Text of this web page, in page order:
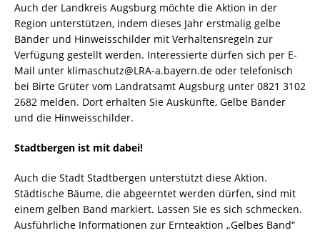
Auch der Landkreis Augsburg möchte die Aktion in der
Region unterstützen, indem dieses Jahr erstmalig gelbe
Bänder und Hinweisschilder mit Verhaltensregeln zur
Verfügung gestellt werden. Interessierte dürfen sich per E-
Mail unter klimaschutz@LRA-a.bayern.de oder telefonisch
bei Birte Grüter vom Landratsamt Augsburg unter 0821 3102
2682 melden. Dort erhalten Sie Auskünfte, Gelbe Bänder
und die Hinweisschilder.
Stadtbergen ist mit dabei!
Auch die Stadt Stadtbergen unterstützt diese Aktion.
Städtische Bäume, die abgeerntet werden dürfen, sind mit
einem gelben Band markiert. Lassen Sie es sich schmecken.
Ausführliche Informationen zur Ernteaktion „Gelbes Band“